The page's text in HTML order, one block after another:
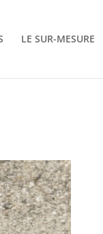
LE SUR-MESURE